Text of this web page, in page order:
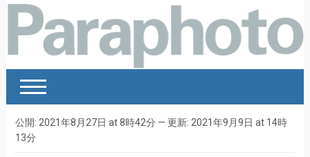
公開: 2021年8月27日 at 8時42分 — 更新: 2021年9月9日 at 14時
13分